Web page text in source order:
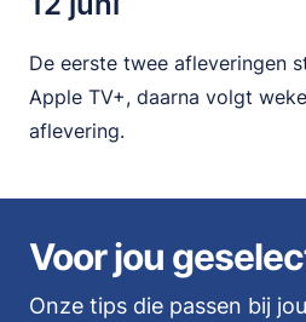
De eerste twee afleveringen
Apple TV+, daarna volgt
aflevering.
Voor jou
Onze tips die passen bij